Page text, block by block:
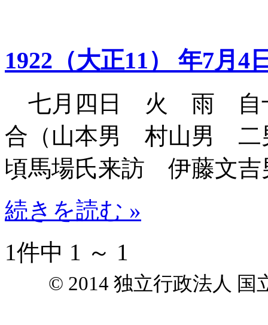
1922（大正11） 年7月4
七月四日 火 雨 自十
合（山本男 村山男 二
頃馬場氏来訪 伊藤文吉
続きを読む »
1件中 1 ～ 1
© 2014 独立行政法人 国